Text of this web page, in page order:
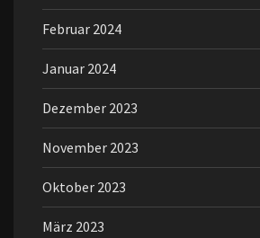
Februar 2024
Januar 2024
Dezember 2023
November 2023
Oktober 2023
März 2023